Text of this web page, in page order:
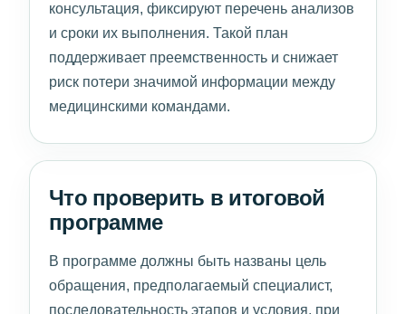
консультация, фиксируют перечень анализов
и сроки их выполнения. Такой план
поддерживает преемственность и снижает
риск потери значимой информации между
медицинскими командами.
Что проверить в итоговой
программе
В программе должны быть названы цель
обращения, предполагаемый специалист,
последовательность этапов и условия, при